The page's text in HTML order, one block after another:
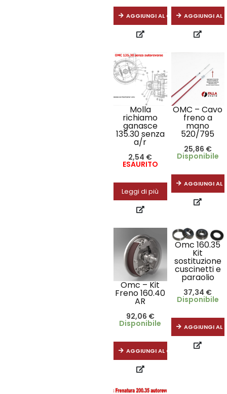
AGGIUNGI AL CARRELLOAGGIUNGI AL
Molla
richiamo
ganasce
135.30 senza
a/r
2,54 €
ESAURITO
Leggi di più
OMC – Cavo
freno a
mano
520/795
25,86 €
Disponibile
AGGIUNGI AL
Omc – Kit
Freno 160.40
AR
92,06 €
Disponibile
AGGIUNGI AL CARRELLO
Omc 160.35
Kit
sostituzione
cuscinetti e
paraolio
37,34 €
Disponibile
AGGIUNGI AL